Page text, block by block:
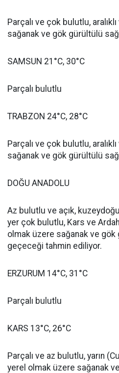
Parçalı ve çok bulutlu,
sağanak ve gök gürültülü
SAMSUN 21°C, 30°C
Parçalı bulutlu
TRABZON 24°C, 28°C
Parçalı ve çok bulutlu,
sağanak ve gök gürültülü
DOĞU ANADOLU
Az bulutlu ve açık,
yer çok bulutlu, Kars ve
olmak üzere sağanak ve gök
geçeceği tahmin ediliyor.
ERZURUM 14°C, 31°C
Parçalı bulutlu
KARS 13°C, 26°C
Parçalı ve az bulutlu, yarın
yerel olmak üzere sağanak